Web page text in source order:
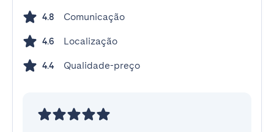
4.8 Comunicação
4.6 Localização
4.4 Qualidade-preço